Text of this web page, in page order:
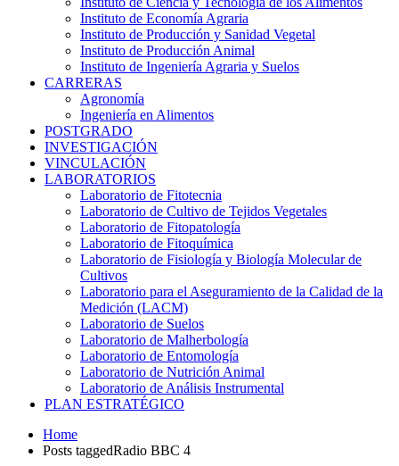
Instituto de Economía Agraria
Instituto de Producción y Sanidad Vegetal
Instituto de Producción Animal
Instituto de Ingeniería Agraria y Suelos
CARRERAS
Agronomía
Ingeniería en Alimentos
POSTGRADO
INVESTIGACIÓN
VINCULACIÓN
LABORATORIOS
Laboratorio de Fitotecnia
Laboratorio de Cultivo de Tejidos Vegetales
Laboratorio de Fitopatología
Laboratorio de Fitoquímica
Laboratorio de Fisiología y Biología Molecular de
Cultivos
Laboratorio para el Aseguramiento de la Calidad de la
Medición (LACM)
Laboratorio de Suelos
Laboratorio de Malherbología
Laboratorio de Entomología
Laboratorio de Nutrición Animal
Laboratorio de Análisis Instrumental
PLAN ESTRATÉGICO
Home
Posts taggedRadio BBC 4